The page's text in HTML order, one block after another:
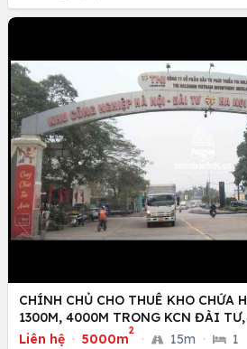
CHÍNH CHỦ CHO THUÊ KHO CHỨA
1300M, 4000M TRONG KCN ĐÀI
HÀ NỘI
Liên hệ · 5000m
2
· 15m · 1